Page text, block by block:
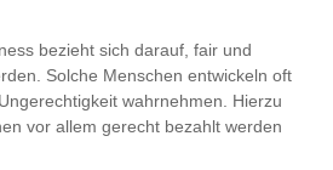
bezieht sich darauf, fair und
Solche Menschen entwickeln oft
wahrnehmen. Hierzu
vor allem gerecht bezahlt werden